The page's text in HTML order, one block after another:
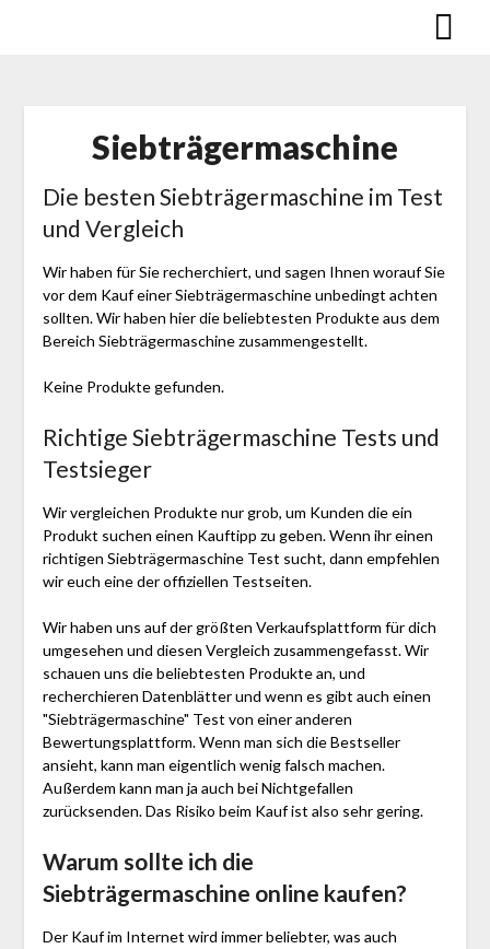
Siebträgermaschine
Die besten Siebträgermaschine im Test
und Vergleich
Wir haben für Sie recherchiert, und sagen Ihnen worauf Sie
vor dem Kauf einer Siebträgermaschine unbedingt achten
sollten. Wir haben hier die beliebtesten Produkte aus dem
Bereich Siebträgermaschine zusammengestellt.
Keine Produkte gefunden.
Richtige Siebträgermaschine Tests und
Testsieger
Wir vergleichen Produkte nur grob, um Kunden die ein
Produkt suchen einen Kauftipp zu geben. Wenn ihr einen
richtigen Siebträgermaschine Test sucht, dann empfehlen
wir euch eine der offiziellen Testseiten.
Wir haben uns auf der größten Verkaufsplattform für dich
umgesehen und diesen Vergleich zusammengefasst. Wir
schauen uns die beliebtesten Produkte an, und
recherchieren Datenblätter und wenn es gibt auch einen
"Siebträgermaschine" Test von einer anderen
Bewertungsplattform. Wenn man sich die Bestseller
ansieht, kann man eigentlich wenig falsch machen.
Außerdem kann man ja auch bei Nichtgefallen
zurücksenden. Das Risiko beim Kauf ist also sehr gering.
Warum sollte ich die
Siebträgermaschine online kaufen?
Der Kauf im Internet wird immer beliebter, was auch